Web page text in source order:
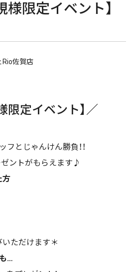
様限定イベント】
Rio佐賀店
限定イベント】／
フとじゃんけん勝負！！
ントがもらえます♪
方
ただけます＊
…